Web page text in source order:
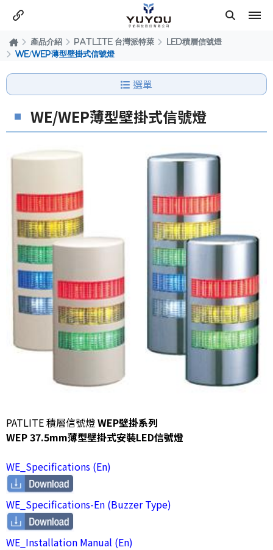
產品介紹 PATLITE 台灣派特萊
LED積層信號燈
WE/WEP薄型壁掛式信號燈
選單
WE/WEP薄型壁掛式信號燈
PATLITE 積層信號燈WEP壁掛系列
WEP 37.5mm薄型壁掛式安裝LED信號燈
WE_Specifications (En)
WE_Specifications-En (Buzzer Type)
WE_Installation Manual (En)